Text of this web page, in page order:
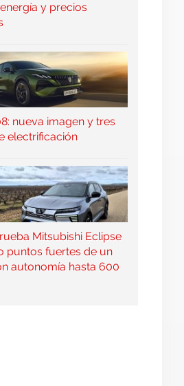
y precios
nueva imagen y tres
electrificación
Mitsubishi Eclipse
puntos fuertes de un
autonomía hasta 600